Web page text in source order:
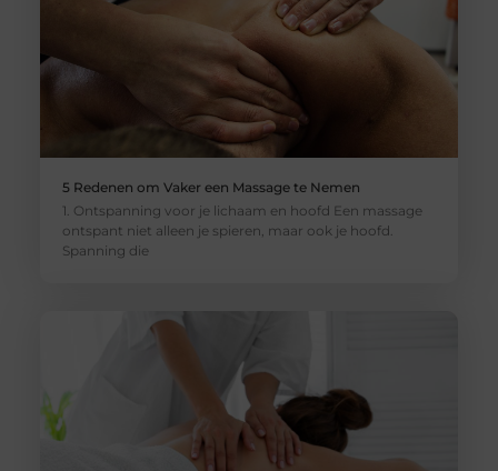
5 Redenen om Vaker een Massage te Nemen
1. Ontspanning voor je lichaam en hoofd Een massage
ontspant niet alleen je spieren, maar ook je hoofd.
Spanning die